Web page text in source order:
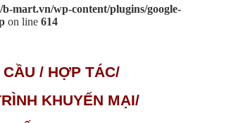
b-mart.vn/wp-content/plugins/google-
on line 614
/ HỢP TÁC/
KHUYẾN MẠI/